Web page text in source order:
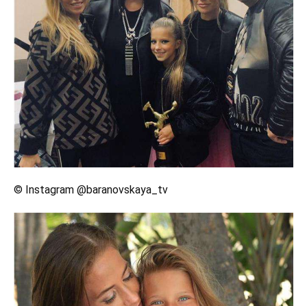
© Instagram @baranovskaya_tv